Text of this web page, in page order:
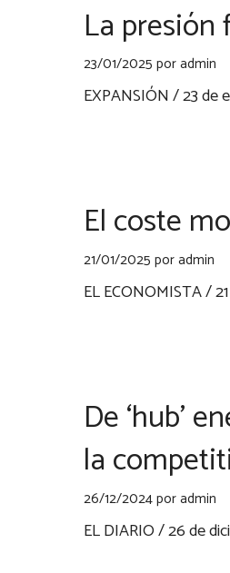
La presión
23/01/2025 poradmin
EXPANSIÓN / 23 de
El coste
21/01/2025 poradmin
EL ECONOMISTA /
De ‘hub’
la
26/12/2024poradmin
EL DIARIO / 26 de